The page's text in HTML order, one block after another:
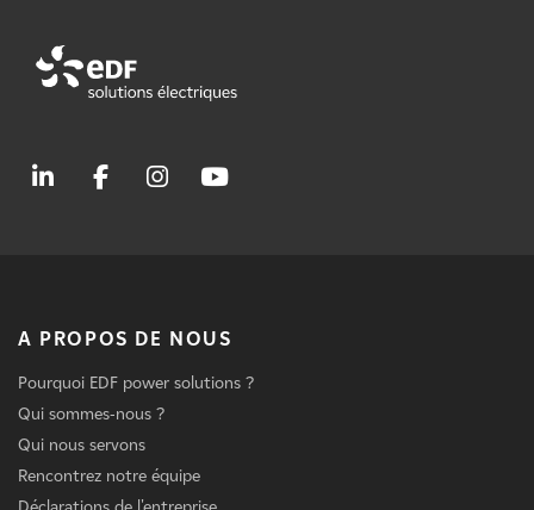
A PROPOS DE NOUS
Pourquoi EDF power solutions ?
Qui sommes-nous ?
Qui nous servons
Rencontrez notre équipe